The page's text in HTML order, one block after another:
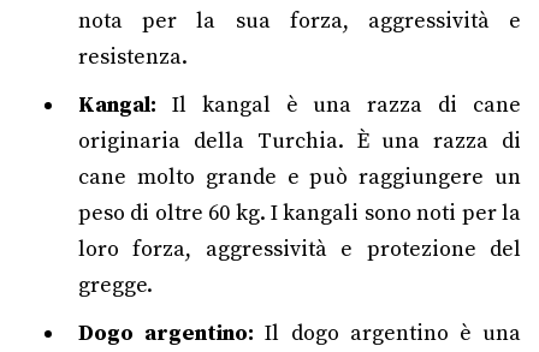
nota per la sua forza, aggressività e
resistenza.
Kangal: Il kangal è una razza di cane
originaria della Turchia. È una razza di
cane molto grande e può raggiungere un
peso di oltre 60 kg. I kangali sono noti per la
loro forza, aggressività e protezione del
gregge.
Dogo argentino: Il dogo argentino è una